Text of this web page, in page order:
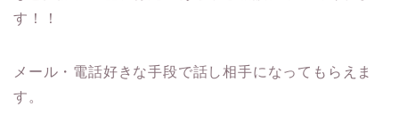
す！！
メール・電話好きな手段で話し相手になってもらえま
す。